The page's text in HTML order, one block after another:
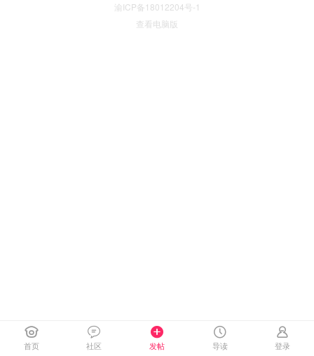
首页 社区 发帖 导读 登录
渝ICP备18012204号-1
查看电脑版